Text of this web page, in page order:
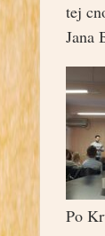
tej
Jana
Po